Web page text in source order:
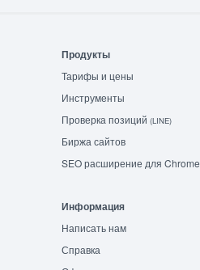
Продукты
Тарифы и цены
Инструменты
Проверка позиций (LINE)
Биржа сайтов
SEO расширение для Chrome
Информация
Написать нам
Справка